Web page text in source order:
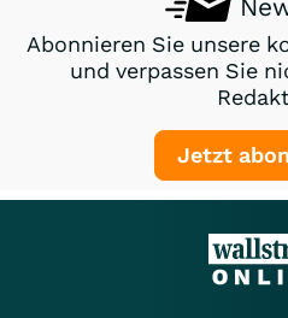
Abonnieren Sie unsere
und verpassen Sie
Jetzt